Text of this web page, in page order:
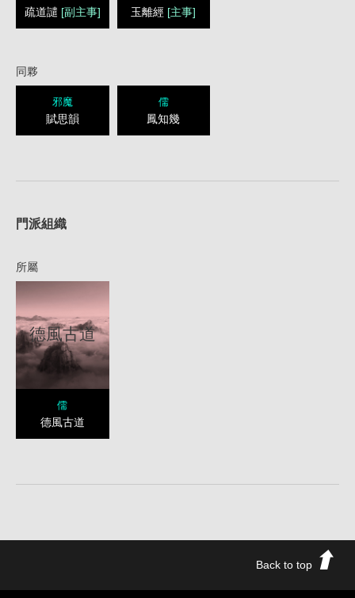
疏道譴 [副主事] 玉離經 [主事]
同夥
邪魔
賦思韻
儒
鳳知幾
門派組織
所屬
德風古道
儒
德風古道
Back to top